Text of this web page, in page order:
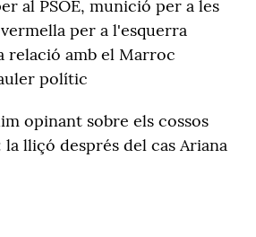
al PSOE, munició per a les
per a l'esquerra
relació amb el Marroc
polític
opinant sobre els cossos
la lliçó després del cas Ariana